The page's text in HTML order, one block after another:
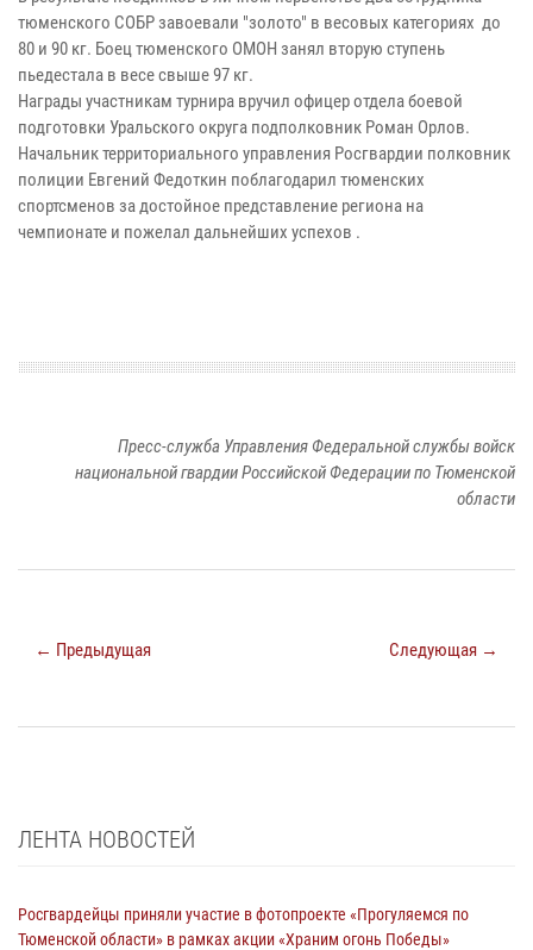
тюменского СОБР завоевали "золото" в весовых категориях до
80 и 90 кг. Боец тюменского ОМОН занял вторую ступень
пьедестала в весе свыше 97 кг.
Награды участникам турнира вручил офицер отдела боевой
подготовки Уральского округа подполковник Роман Орлов.
Начальник территориального управления Росгвардии полковник
полиции Евгений Федоткин поблагодарил тюменских
спортсменов за достойное представление региона на
чемпионате и пожелал дальнейших успехов .
Пресс-служба Управления Федеральной службы войск
национальной гвардии Российской Федерации по Тюменской
области
← Предыдущая Следующая →
ЛЕНТА НОВОСТЕЙ
Росгвардейцы приняли участие в фотопроекте «Прогуляемся по
Тюменской области» в рамках акции «Храним огонь Победы»